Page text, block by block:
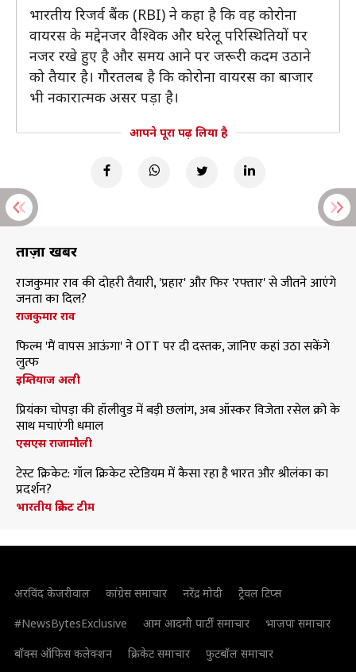
भारतीय रिजर्व बैंक (RBI) ने कहा है कि वह कोरोना
वायरस के मद्देनजर वैश्विक और घरेलू परिस्थितियों पर
नजर रखे हुए है और समय आने पर जरूरी कदम उठाने
को तैयार है। गौरतलब है कि कोरोना वायरस का बाजार
भी नकारात्मक असर पड़ा है।
आपने पूरा पढ़ लिया है
ताज़ा खबरें
राजकुमार राव की दोहरी तैयारी, 'प्रहार' और फिर 'रफ्तार' से जीतने आएंगे
जनता का दिल?
राजकुमार राव
फिल्म 'मैं वापस आऊंगा' ने OTT पर दी दस्तक, जानिए कहां उठा सकेंगे
लुत्फ
इम्तियाज अली
प्रियंका चोपड़ा की हॉलीवुड में बड़ी छलांग, अब ऑस्कर विजेता रसेल क्रो के
साथ मचाएंगी धमाल
एसएस राजामौली
टेस्ट क्रिकेट: गॉल क्रिकेट स्टेडियम में कैसा रहा है भारत और श्रीलंका का
प्रदर्शन?
भारतीय क्रिकेट टीम
अरविंद केजरीवाल कांग्रेस समाचार नरेंद्र मोदी
ट्रैवल टिप्स
#NewsBytesExclusive
आम आदमी पार्टी समाचार
भाजपा समाचार
बॉक्स ऑफिस कलेक्शन
क्रिकेट समाचार फुटबॉल समाचार